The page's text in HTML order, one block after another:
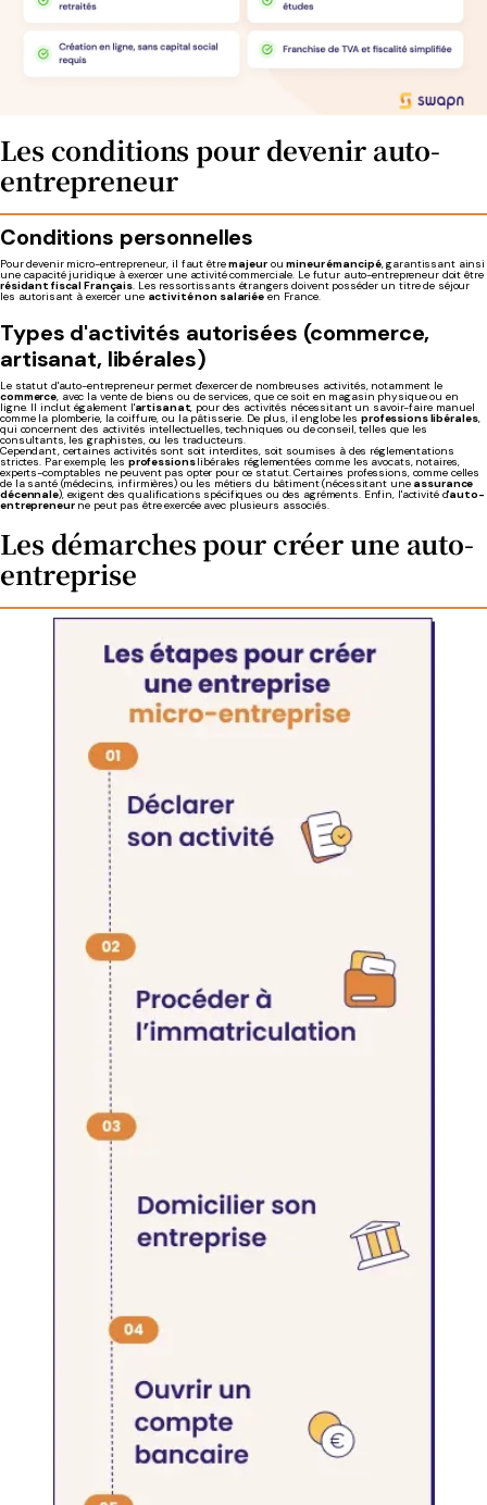
Les conditions pour devenir auto-
entrepreneur
Conditions personnelles
Pour devenir micro-entrepreneur, il faut êtremajeuroumineur émancipé, garantissant ainsi
une capacité juridique à exercer une activité commerciale. Le futur auto-entrepreneur doit être
résidant fiscal Français. Les ressortissants étrangers doivent posséder un titre de séjour
les autorisant à exercer une activité non salariée en France.
Types d'activités autorisées (commerce,
artisanat, libérales)
Le statut d'auto-entrepreneur permet d'exercer de nombreuses activités, notamment le
commerce, avec la vente de biens ou de services, que ce soit en magasin physique ou en
ligne. Il inclut également l'artisanat, pour des activités nécessitant un savoir-faire manuel
comme la plomberie, la coiffure, ou la pâtisserie. De plus, il englobe lesprofessions libérales,
qui concernent des activités intellectuelles, techniques ou de conseil, telles que les
consultants, les graphistes, ou les traducteurs.
Cependant, certaines activités sont soit interdites, soit soumises à des réglementations
strictes. Par exemple, les professionslibérales réglementées comme les avocats, notaires,
experts-comptables ne peuvent pas opter pour ce statut. Certaines professions, comme celles
de la santé (médecins, infirmières) ou les métiers du bâtiment (nécessitant une assurance
décennale), exigent des qualifications spécifiques ou des agréments. Enfin, l'activité d'auto-
entrepreneurne peut pas être exercée avec plusieurs associés.
Les démarches pour créer une auto-
entreprise